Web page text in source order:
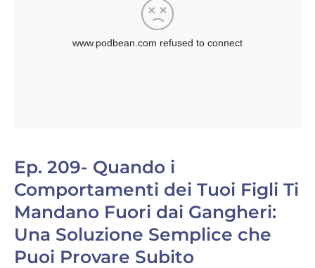
Ep. 209- Quando i
Comportamenti dei Tuoi Figli Ti
Mandano Fuori dai Gangheri:
Una Soluzione Semplice che
Puoi Provare Subito